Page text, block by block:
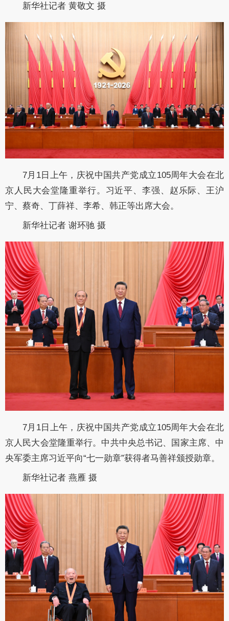
新华社记者 黄敬文 摄
7月1日上午，庆祝中国共产党成立105周年大会在北
京人民大会堂隆重举行。习近平、李强、赵乐际、王沪
宁、蔡奇、丁薛祥、李希、韩正等出席大会。
新华社记者 谢环驰 摄
7月1日上午，庆祝中国共产党成立105周年大会在北
京人民大会堂隆重举行。中共中央总书记、国家主席、中
央军委主席习近平向“七一勋章”获得者马善祥颁授勋章。
新华社记者 燕雁 摄